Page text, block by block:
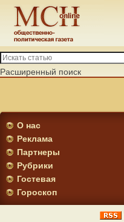
Расширенный поиск
О нас
Реклама
Партнеры
Рубрики
Гостевая
Гороскоп